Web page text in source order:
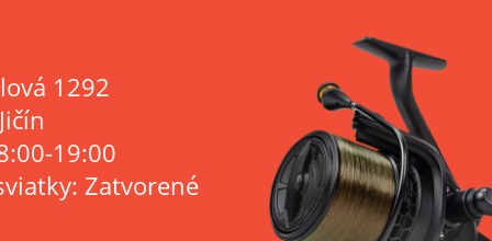
1292
19:00
Zatvorené